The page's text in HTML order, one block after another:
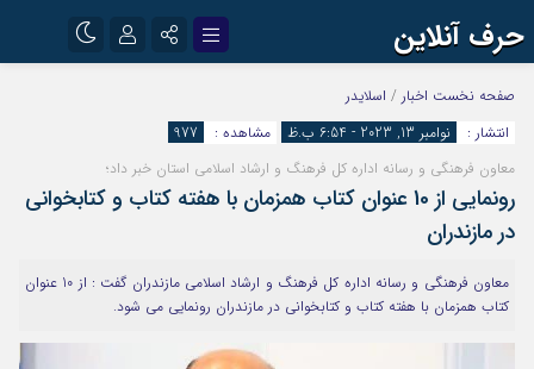
حرف آنلاین
اینستاگرام
آپارات
رمز عبور
مرا به خاطر بسپار
صفحه نخست اخبار / اسلایدر
انتشار :
نوامبر 13, 2023 - 6:54 ب.ظ مشاهده :
977
معاون فرهنگی و رسانه اداره کل فرهنگ و ارشاد اسلامی استان خبر داد؛
رونمایی از 10 عنوان کتاب همزمان با هفته کتاب و کتابخوانی
در مازندران
معاون فرهنگی و رسانه اداره کل فرهنگ و ارشاد اسلامی مازندران گفت : از 10 عنوان
کتاب همزمان با هفته کتاب و کتابخوانی در مازندران رونمایی می شود.